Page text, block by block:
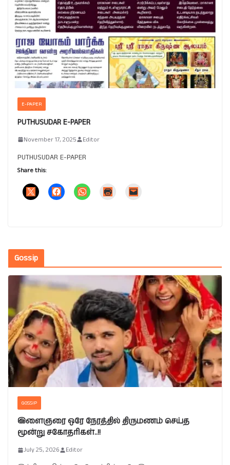
E-PAPER
PUTHUSUDAR E-PAPER
November 17, 2025 Editor
PUTHUSUDAR E-PAPER
Share this:
Gossip
GOSSIP
இளைஞரை ஒரே நேரத்தில் திருமணம் செய்த
மூன்று சகோதரிகள்..!!
July 25, 2026 Editor